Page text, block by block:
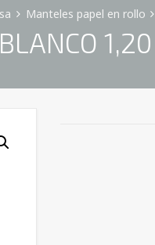
Manteles papel en rollo